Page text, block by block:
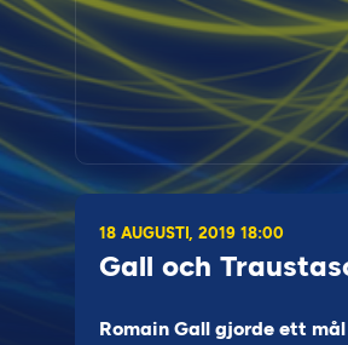
18 AUGUSTI, 2019 18:00
Gall och
Romain Gall gjorde ett